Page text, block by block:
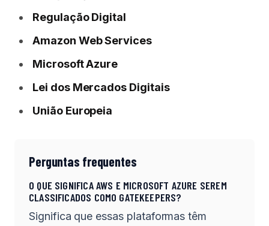
Regulação Digital
Amazon Web Services
Microsoft Azure
Lei dos Mercados Digitais
União Europeia
Perguntas frequentes
O QUE SIGNIFICA AWS E MICROSOFT AZURE SEREM
CLASSIFICADOS COMO GATEKEEPERS?
Significa que essas plataformas têm